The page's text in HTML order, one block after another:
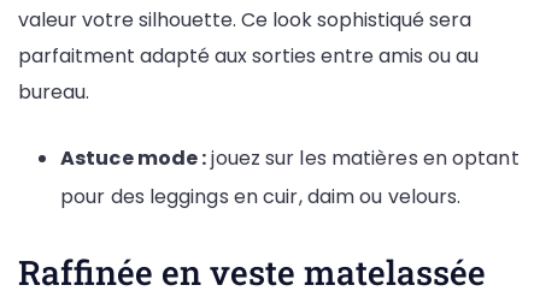
valeur votre silhouette. Ce look sophistiqué sera
parfaitment adapté aux sorties entre amis ou au
bureau.
Astuce mode :jouez sur les matières en optant
pour des leggings en cuir, daim ou velours.
Raffinée en veste matelassée